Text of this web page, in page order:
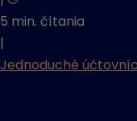
5 min. čítania
|
Jednoduché